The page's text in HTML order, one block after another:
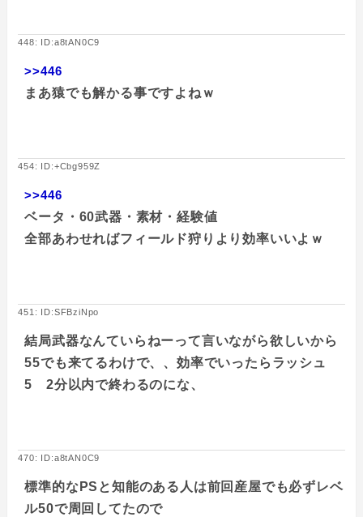
448: ID:a8tAN0C9
>>446
まあ猿でも解かる事ですよねｗ
454: ID:+Cbg959Z
>>446
ベータ・60武器・素材・経験値
全部あわせればフィールド狩りより効率いいよｗ
451: ID:SFBziNpo
結局武器なんていらねーって言いながら欲しいから
55でも来てるわけで、、効率でいったらラッシュ
5 2分以内で終わるのにな、
470: ID:a8tAN0C9
標準的なPSと知能のある人は前回産屋でも必ずレベ
ル50で周回してたので